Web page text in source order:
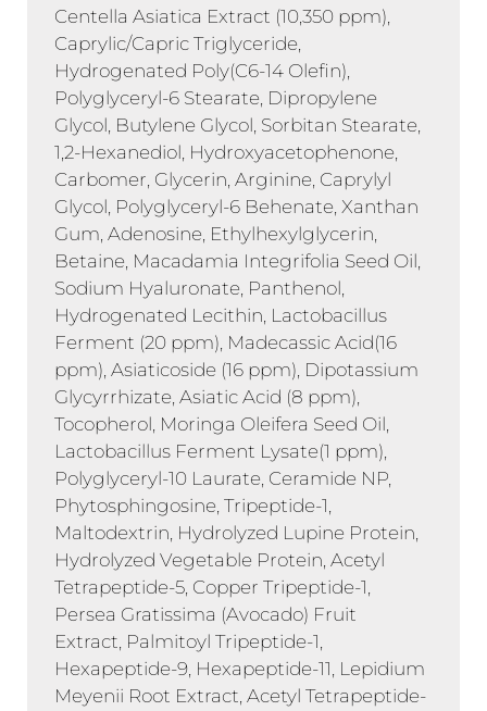
Centella Asiatica Extract (10,350 ppm),
Caprylic/Capric Triglyceride,
Hydrogenated Poly(C6-14 Olefin),
Polyglyceryl-6 Stearate, Dipropylene
Glycol, Butylene Glycol, Sorbitan Stearate,
1,2-Hexanediol, Hydroxyacetophenone,
Carbomer, Glycerin, Arginine, Caprylyl
Glycol, Polyglyceryl-6 Behenate, Xanthan
Gum, Adenosine, Ethylhexylglycerin,
Betaine, Macadamia Integrifolia Seed Oil,
Sodium Hyaluronate, Panthenol,
Hydrogenated Lecithin, Lactobacillus
Ferment (20 ppm), Madecassic Acid(16
ppm), Asiaticoside (16 ppm), Dipotassium
Glycyrrhizate, Asiatic Acid (8 ppm),
Tocopherol, Moringa Oleifera Seed Oil,
Lactobacillus Ferment Lysate(1 ppm),
Polyglyceryl-10 Laurate, Ceramide NP,
Phytosphingosine, Tripeptide-1,
Maltodextrin, Hydrolyzed Lupine Protein,
Hydrolyzed Vegetable Protein, Acetyl
Tetrapeptide-5, Copper Tripeptide-1,
Persea Gratissima (Avocado) Fruit
Extract, Palmitoyl Tripeptide-1,
Hexapeptide-9, Hexapeptide-11, Lepidium
Meyenii Root Extract, Acetyl Tetrapeptide-